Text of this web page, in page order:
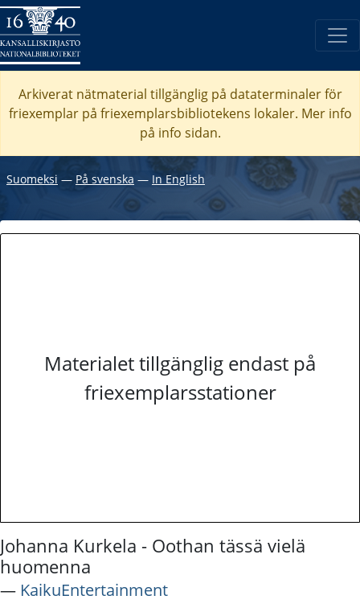
Arkiverat nätmaterial tillgänglig på dataterminaler för
friexemplar på friexemplarsbibliotekens lokaler. Mer info
på info sidan.
Suomeksi ― På svenska ― In English
Materialet tillgänglig endast på
friexemplarsstationer
Johanna Kurkela - Oothan tässä vielä
huomenna
― KaikuEntertainment